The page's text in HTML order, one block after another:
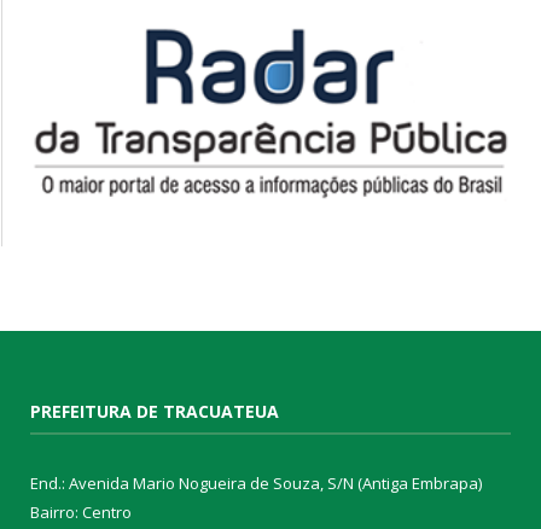
PREFEITURA DE TRACUATEUA
End.: Avenida Mario Nogueira de Souza, S/N (Antiga Embrapa)
Bairro: Centro